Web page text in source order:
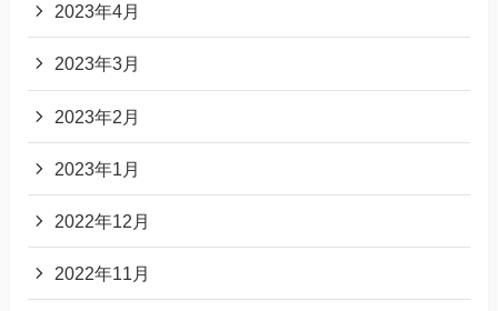
2023年4月
2023年3月
2023年2月
2023年1月
2022年12月
2022年11月